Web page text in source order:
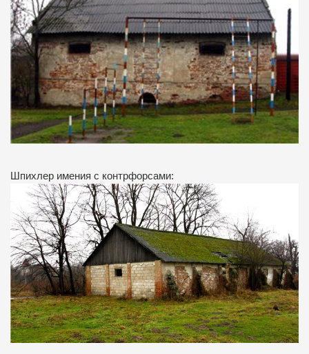
Шпихлер имения с контрфорсами: